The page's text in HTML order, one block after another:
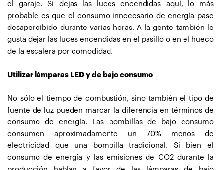
el garaje. Si dejas las luces encendidas aquí, lo más
probable es que el consumo innecesario de energía pase
desapercibido durante varias horas. A la gente también le
gusta dejar las luces encendidas en el pasillo o en el hueco
de la escalera por comodidad.
Utilizar lámparas LED y de bajo consumo
No sólo el tiempo de combustión, sino también el tipo de
fuente de luz pueden marcar la diferencia en términos de
consumo de energía. Las bombillas de bajo consumo
consumen aproximadamente un 70% menos de
electricidad que una bombilla tradicional. Si bien el
consumo de energía y las emisiones de CO2 durante la